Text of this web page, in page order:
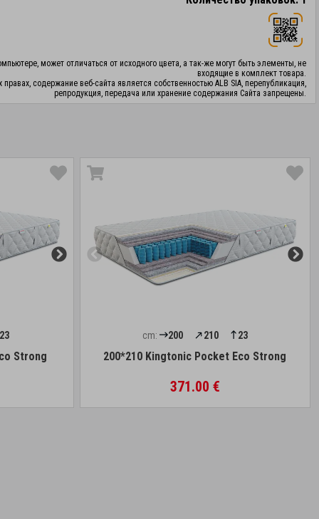
может отличаться от исходного цвета, а так-же могут быть элементы, не
входящие в комплект товара.
содержание веб-сайта является собственностью ALB SIA, перепубликация,
репродукция, передача или хранение содержания Сайта запрещены.
Strong
cm: 200 210 23
200*210 Kingtonic Pocket Eco Strong
371.00 €